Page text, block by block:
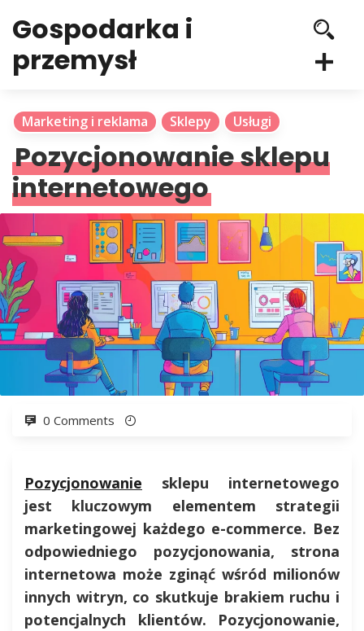
Gospodarka i
przemysł
Marketing i reklama Sklepy Usługi
Pozycjonowanie sklepu
internetowego
0 Comments
Pozycjonowanie sklepu internetowego
jest kluczowym elementem strategii
marketingowej każdego e-commerce. Bez
odpowiedniego pozycjonowania, strona
internetowa może zginąć wśród milionów
innych witryn, co skutkuje brakiem ruchu i
potencjalnych klientów. Pozycjonowanie,